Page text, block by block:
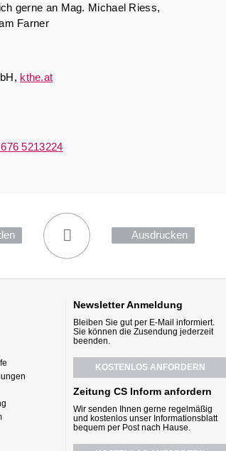
gerne an Mag. Michael Riess,
Farner
kthe.at
5213224
Ausdrucken
NewsletterAnmeldung
Bleiben Sie gut per E-Mail informiert.
Sie können die Zusendung jederzeit
beenden.
KOSTENLOS ANFORDERN
Zeitung CS Inform anfordern
Wir senden Ihnen gerne regelmäßig
und kostenlos unser Informationsblatt
bequem per Post nach Hause.